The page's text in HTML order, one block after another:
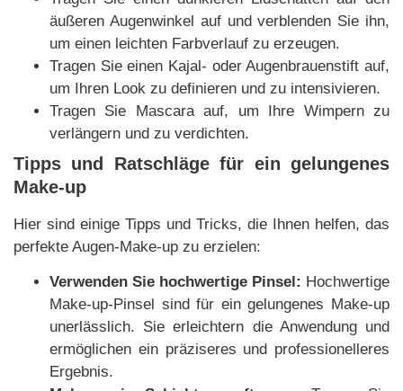
äußeren Augenwinkel auf und verblenden Sie ihn,
um einen leichten Farbverlauf zu erzeugen.
Tragen Sie einen Kajal- oder Augenbrauenstift auf,
um Ihren Look zu definieren und zu intensivieren.
Tragen Sie Mascara auf, um Ihre Wimpern zu
verlängern und zu verdichten.
Tipps und Ratschläge für ein gelungenes
Make-up
Hier sind einige Tipps und Tricks, die Ihnen helfen, das
perfekte Augen-Make-up zu erzielen:
Verwenden Sie hochwertige Pinsel: Hochwertige
Make-up-Pinsel sind für ein gelungenes Make-up
unerlässlich. Sie erleichtern die Anwendung und
ermöglichen ein präziseres und professionelleres
Ergebnis.